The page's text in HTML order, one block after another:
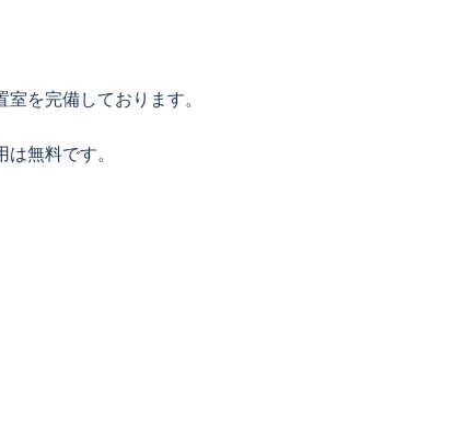
を完備しております。
無料です。